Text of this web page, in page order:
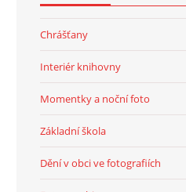
Chrášťany
Interiér knihovny
Momentky a noční foto
Základní škola
Dění v obci ve fotografiích